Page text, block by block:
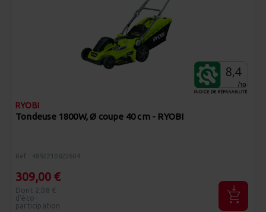
RYOBI
Tondeuse 1800W, Ø coupe 40 cm - RYOBI
Réf : 4892210822604
309,00 €
Dont 2,08 €
d'éco-
participation